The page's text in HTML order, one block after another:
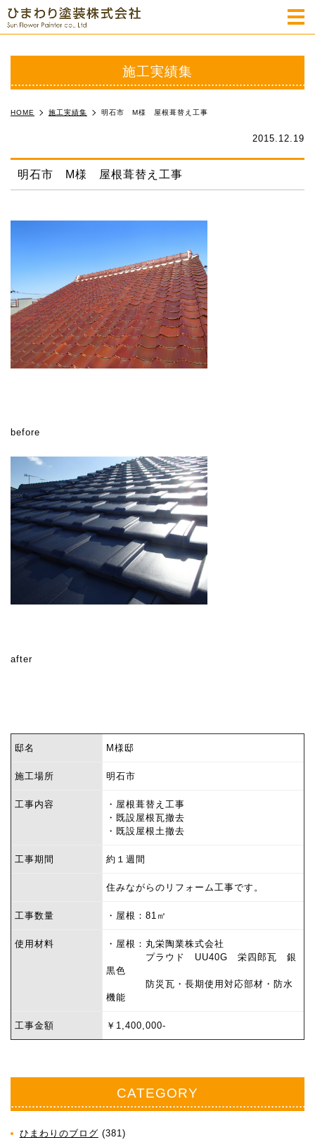
施工実績集
HOME 施工実績集 明石市 M様 屋根葺替え工事
2015.12.19
明石市 M様 屋根葺替え工事
before
after
邸名 M様邸
施工場所 明石市
工事内容
・屋根葺替え工事
・既設屋根瓦撤去
・既設屋根土撤去
工事期間 約１週間
住みながらのリフォーム工事です。
工事数量 ・屋根：81㎡
使用材料
・屋根：丸栄陶業株式会社
プラウド UU40G 栄四郎瓦 銀
黒色
防災瓦・長期使用対応部材・防水
機能
工事金額 ￥1,400,000-
CATEGORY
ひまわりのブログ (381)